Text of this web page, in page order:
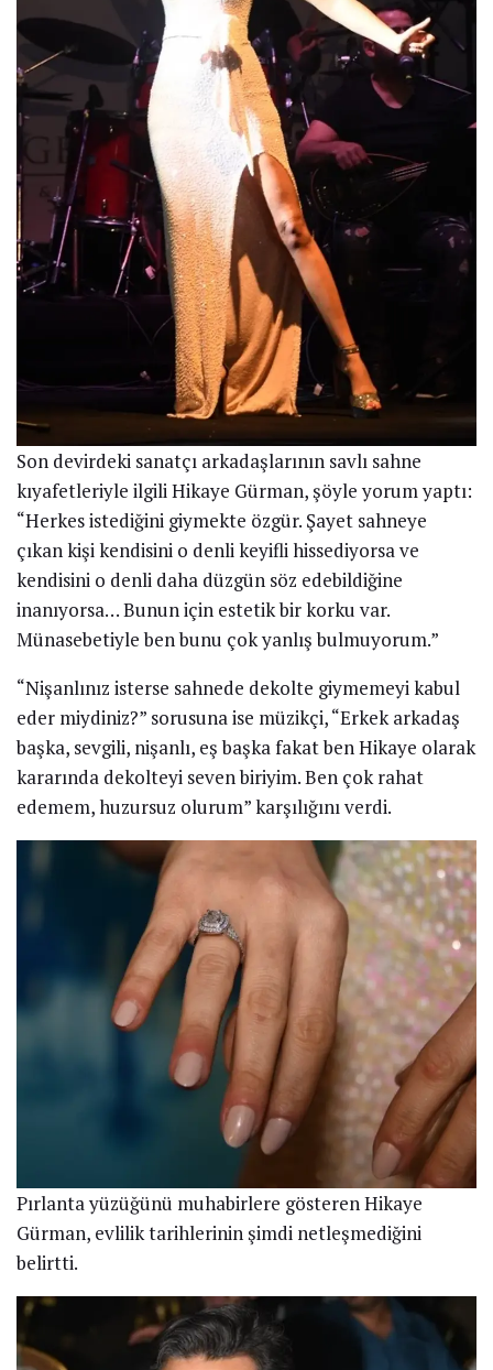
Son devirdeki sanatçı arkadaşlarının savlı sahne
kıyafetleriyle ilgili Hikaye Gürman, şöyle yorum yaptı:
“Herkes istediğini giymekte özgür. Şayet sahneye
çıkan kişi kendisini o denli keyifli hissediyorsa ve
kendisini o denli daha düzgün söz edebildiğine
inanıyorsa… Bunun için estetik bir korku var.
Münasebetiyle ben bunu çok yanlış bulmuyorum.”
“Nişanlınız isterse sahnede dekolte giymemeyi kabul
eder miydiniz?” sorusuna ise müzikçi, “Erkek arkadaş
başka, sevgili, nişanlı, eş başka fakat ben Hikaye olarak
kararında dekolteyi seven biriyim. Ben çok rahat
edemem, huzursuz olurum” karşılığını verdi.
Pırlanta yüzüğünü muhabirlere gösteren Hikaye
Gürman, evlilik tarihlerinin şimdi netleşmediğini
belirtti.